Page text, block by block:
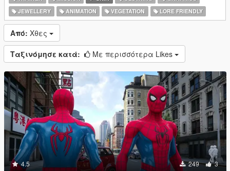
JEWELLERY
ANIMATION VEGETATION LORE FRIENDLY
Από: Χθες
Ταξινόμησε κατά: Με περισσότερα Likes
4.5 249 3